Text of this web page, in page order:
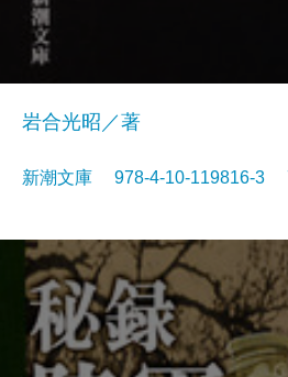
岩合光昭／著
新潮文庫 978-4-10-119816-3